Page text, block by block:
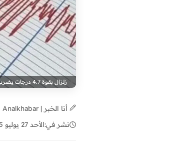
زلزال بقوة 4.7 درجات يضرب جنوب إيران
أنا الخبر | Analkhabar
نشر في:الأحد 27 يوليو 2025 - 11:01